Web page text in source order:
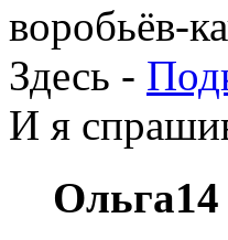
воробьёв-
Здесь -
И я